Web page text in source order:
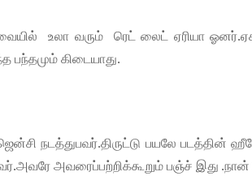
உலா வரும் ரெட் லைட் ஏரியா
பந்தமும் கிடையாது.
நடத்துபவர்.திருட்டு பயலே
அவரைப்பற்றிக்கூறும் பஞ்ச்